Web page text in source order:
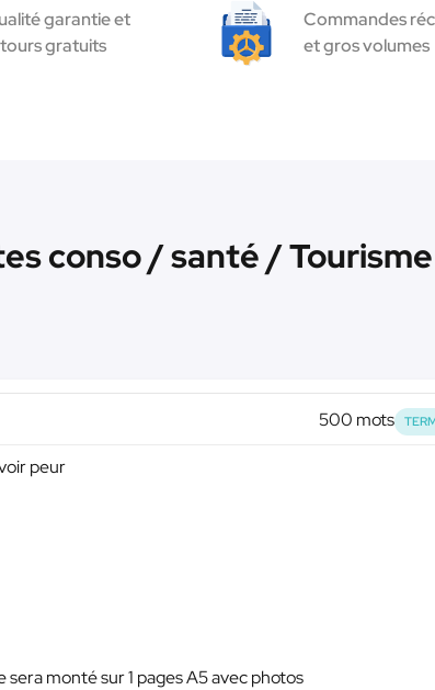
garantie et
gratuits
Commandes
et gros volumes
conso / santé /
500 mots
peur
monté sur 1 pages A5 avec photos